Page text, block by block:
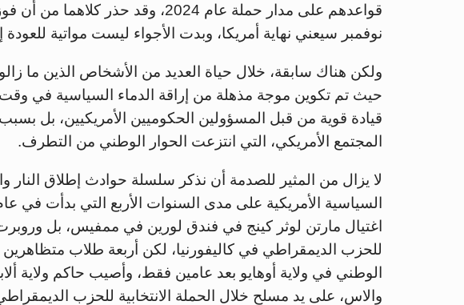
قواعدهم على مدار حملة عام 2024، وقد
نوفمبر سيعني نهاية أمريكا، وبدت الأجواء ليست مواتية للعودة
ولكن هناك سابقة، خلال حياة العديد من الأشخاص الذين ما
حيث تم تكوين موجة مذهلة من إراقة الدماء السياسية في
قيادة قوية من قبل المسؤولين الحكوميين الأمريكيين، بل
المجتمع الأمريكي، التي انتزعت الحوار الوطني من التطرف.
لا يزال من المثير للصدمة أن نذكر سلسلة حوادث إطلاق النار
اغتيال مارتن لوثر كينج في فندق لورين في ممفيس، بل وروبرت
للحزب الديمقراطي في كاليفورنيا، لكن أربعة طلاب
الوطني في ولاية أوهايو بعد عامين فقط، وأصيب حاكم ولاية
والاس، على يد مسلح خلال الحملة الانتخابية للحزب الديمقراطي